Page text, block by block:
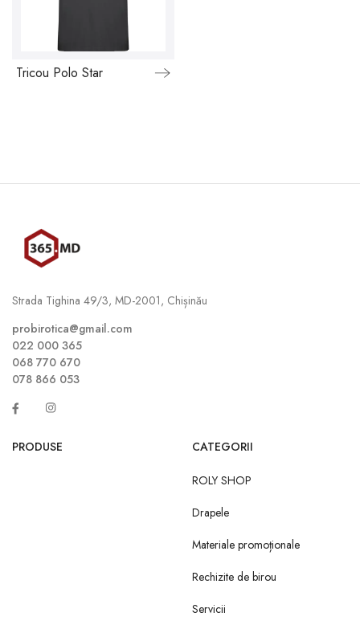
Tricou Polo Star
Strada Tighina 49/3, MD-2001, Chișinău
probirotica@gmail.com
022 000 365
068 770 670
078 866 053
PRODUSE CATEGORII
ROLY SHOP
Drapele
Materiale promoționale
Rechizite de birou
Servicii